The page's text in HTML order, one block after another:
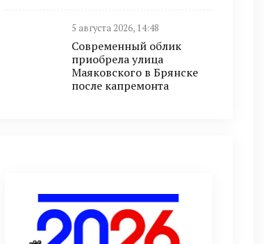
5 августа 2026, 14:48
Современный облик
приобрела улица
Маяковского в Брянске
после капремонта